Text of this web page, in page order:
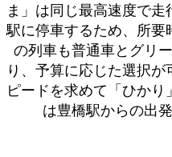
ま」は同じ最高速度で
駅に停車するため、所要
の列車も普通車とグリ
り、予算に応じた選択
ピードを求めて「ひかり
は豊橋駅からの出